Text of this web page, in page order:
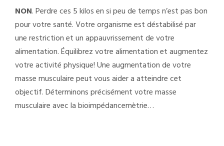
NON. Perdre ces 5 kilos en si peu de temps n’est pas bon
pour votre santé. Votre organisme est déstabilisé par
une restriction et un appauvrissement de votre
alimentation. Équilibrez votre alimentation et augmentez
votre activité physique! Une augmentation de votre
masse musculaire peut vous aider a atteindre cet
objectif. Déterminons précisément votre masse
musculaire avec la bioimpédancemètrie…